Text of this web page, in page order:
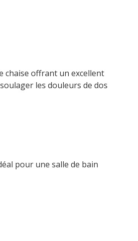
chaise offrant un excellent
les douleurs de dos
pour une salle de bain